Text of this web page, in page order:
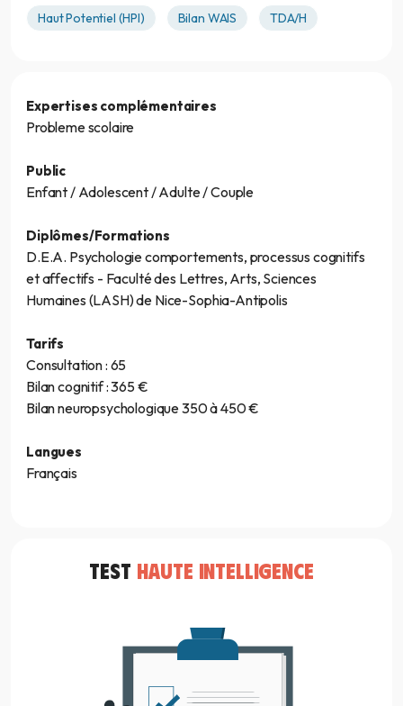
Haut Potentiel (HPI) Bilan WAIS TDA/H
Expertises complémentaires
Probleme scolaire
Public
Enfant / Adolescent / Adulte / Couple
Diplômes/Formations
D.E.A. Psychologie comportements, processus cognitifs
et affectifs - Faculté des Lettres, Arts, Sciences
Humaines (LASH) de Nice-Sophia-Antipolis
Tarifs
Consultation : 65
Bilan cognitif : 365 €
Bilan neuropsychologique 350 à 450 €
Langues
Français
TEST HAUTE INTELLIGENCE